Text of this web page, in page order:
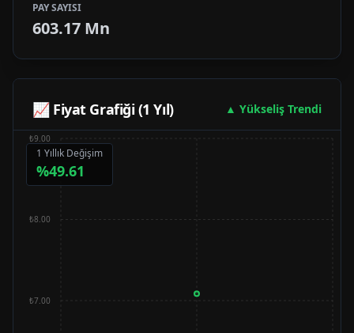
PAY SAYISI
603.17 Mn
📈 Fiyat Grafiği (1 Yıl) ▲ Yükseliş Trendi
1 Yıllık Değişim
%49.61
₺7.00
₺8.00
₺9.00